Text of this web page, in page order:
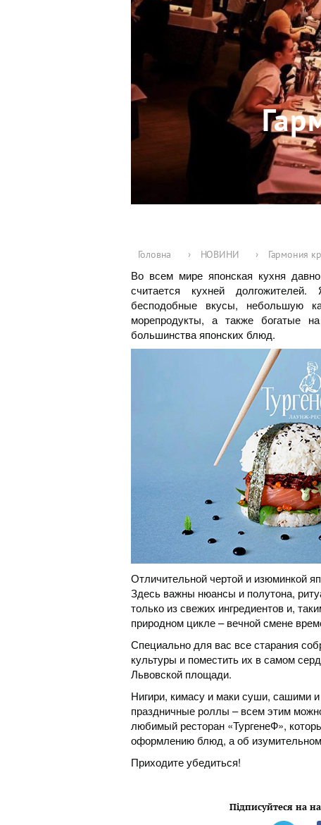
Головна › НОВИНИ › Гармония
Во всем мире японская кухня
считается кухней
бесподобные вкусы, небольшую
морепродукты, а также богатые
большинства японских блюд.
Отличительной чертой и изюминкой
Здесь важны нюансы и полутона,
только из свежих ингредиентов и,
природном цикле – вечной смене
Специально для вас все старания
культуры и поместить их в самом
Львовской площади.
Нигири, кимасу и маки суши, сашими
праздничные роллы – всем этим
любимый ресторан «ТургенеФ»,
оформлению блюд, а об
Приходите убедиться!
Підписуйтеся на